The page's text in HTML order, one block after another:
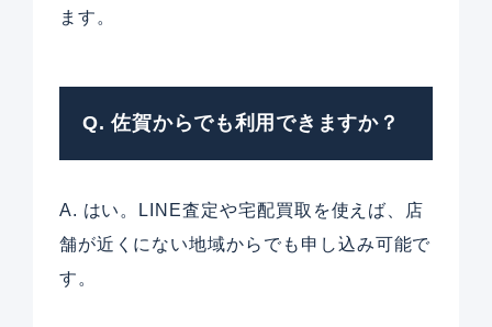
ます。
Q. 佐賀からでも利用できますか？
A. はい。LINE査定や宅配買取を使えば、店
舗が近くにない地域からでも申し込み可能で
す。